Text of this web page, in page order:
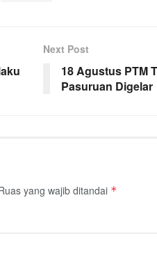
Next Post
18 Agustus PTM
Pasuruan Digelar
yang wajib ditandai *